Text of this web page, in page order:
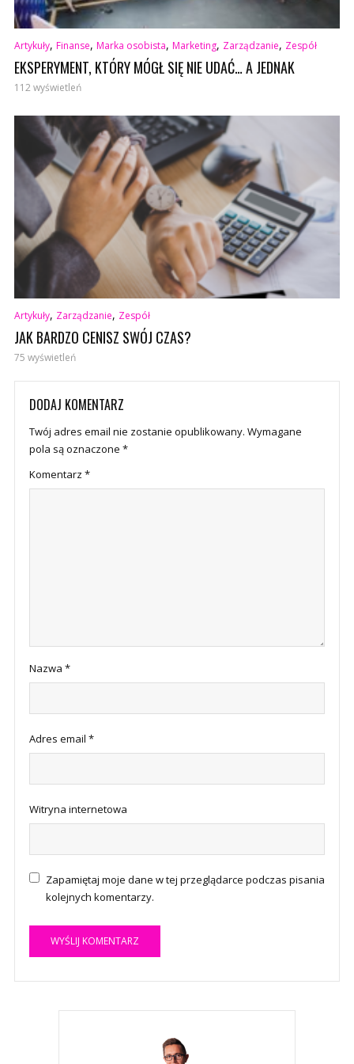
Artykuły, Finanse, Marka osobista, Marketing, Zarządzanie, Zespół
EKSPERYMENT, KTÓRY MÓGŁ SIĘ NIE UDAĆ… A JEDNAK
112 wyświetleń
Artykuły, Zarządzanie, Zespół
JAK BARDZO CENISZ SWÓJ CZAS?
75 wyświetleń
DODAJ KOMENTARZ
Twój adres email nie zostanie opublikowany. Wymagane
pola są oznaczone *
Komentarz *
Nazwa *
Adres email *
Witryna internetowa
Zapamiętaj moje dane w tej przeglądarce podczas pisania
kolejnych komentarzy.
A